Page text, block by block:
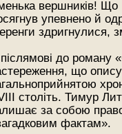
вершників! Що
упевнено й
здригнулися,
до роману
що
століть. Тимур
за собою
фактам».